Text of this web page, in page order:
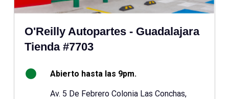
O'Reilly Autopartes - Guadalajara
Tienda #7703
Abierto hasta las 9pm.
Av. 5 De Febrero Colonia Las Conchas,